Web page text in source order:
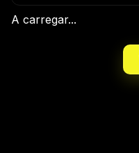
A carregar...